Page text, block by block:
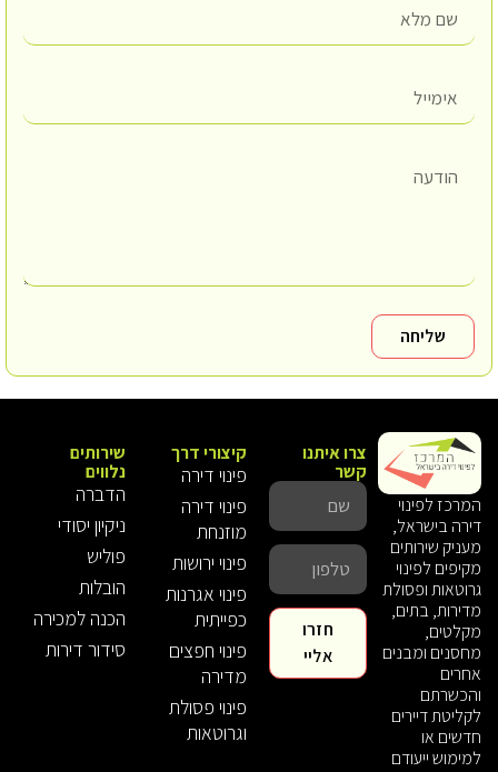
שליחה
המרכז לפינוי
דירה בישראל,
מעניק שירותים
מקיפים לפינוי
גרוטאות ופסולת
מדירות, בתים,
מקלטים,
מחסנים ומבנים
אחרים
והכשרתם
לקליטת דיירים
חדשים או
למימוש ייעודם
קיצורי דרך
פינוי דירה
פינוי דירה
מוזנחת
פינוי ירושות
פינוי אגרנות
כפייתית
פינוי חפצים
מדירה
פינוי פסולת
וגרוטאות
שירותים
נלווים
הדברה
ניקיון יסודי
פוליש
הובלות
הכנה למכירה
סידור דירות
צרו איתנו
קשר
חזרו
אליי